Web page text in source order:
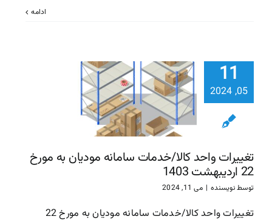
ادامه
11
05, 2024
سامانهتغییرات واحد کالا/خدمات سامانه مودیان به مورخ
22 اردیبهشت 1403
توسطنویسنده | می 11, 2024
تغییرات واحد کالا/خدمات سامانه مودیان به مورخ 22